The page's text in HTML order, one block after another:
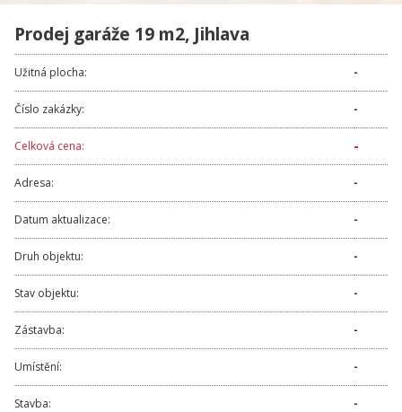
FINANCOVÁNÍ / HYPOTÉKA
KONTAKT
Prodej garáže 19 m2, Jihlava
Užitná plocha: -
Číslo zakázky: -
Celková cena: -
Adresa: -
Datum aktualizace: -
Druh objektu: -
Stav objektu: -
Zástavba: -
Umístění: -
Stavba: -